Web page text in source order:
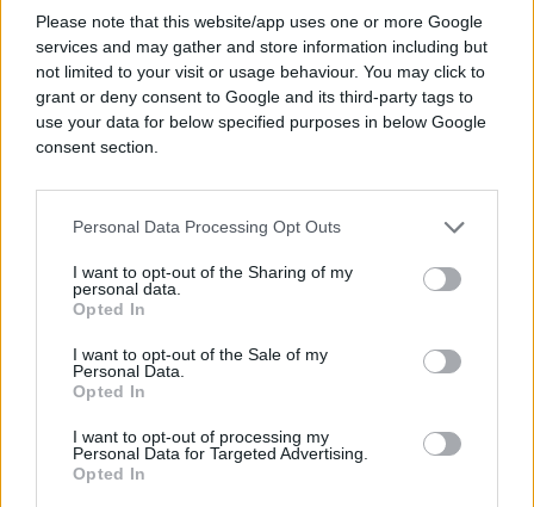
Please note that this website/app uses one or more Google
services and may gather and store information including but
not limited to your visit or usage behaviour. You may click to
grant or deny consent to Google and its third-party tags to
use your data for below specified purposes in below Google
consent section.
Personal Data Processing Opt Outs
I want to opt-out of the Sharing of my
personal data.
Opted In
I want to opt-out of the Sale of my
Personal Data.
Opted In
I want to opt-out of processing my
Personal Data for Targeted Advertising.
Opted In
kilometara, među najstarijim materijalima koje je
čovjek ikada direktno proučavao.
Na dubini od 2.993 metra pronađene su stijene čiji
je hemijski sastav iznenađujuće podsjećao na
uzorke lunarnog tla koje su na Zemlju donijele
Ta sličnost dodatno je ojačala teoriju da je Mjesec
nastao od materijala sa Zemlje, izbačenog nakon
ogromnog sudara prije oko 4,5 milijardi godina.
Na samom dnu rupe nalazio se granit nastao u
vremenu kada Zemlja gotovo nije imala kisika u
atmosferi, a jedini oblici života bili su mikroskopski
organizmi u vodi. Dodirivati takve uzorke značilo je
doslovno dodirivati najranije doba planete.